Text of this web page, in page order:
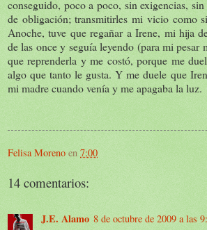
conseguido, poco a poco, sin exigencias,
de obligación; transmitirles mi vicio como
Anoche, tuve que regañar a Irene, mi hija
de las once y seguía leyendo (para mi pesar
que reprenderla y me costó, porque me
algo que tanto le gusta. Y me duele que
mi madre cuando venía y me apagaba la luz.
Felisa Moreno en 7:00
14 comentarios:
J.E. Alamo 8 de octubre de 2009 a las